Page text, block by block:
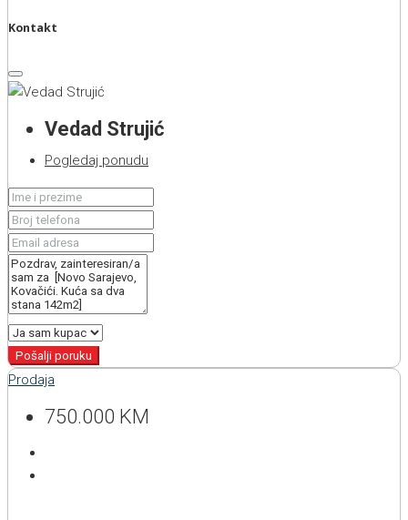
Kontakt
Vedad Strujić
Pogledaj ponudu
Pošalji poruku
Prodaja
750.000 KM